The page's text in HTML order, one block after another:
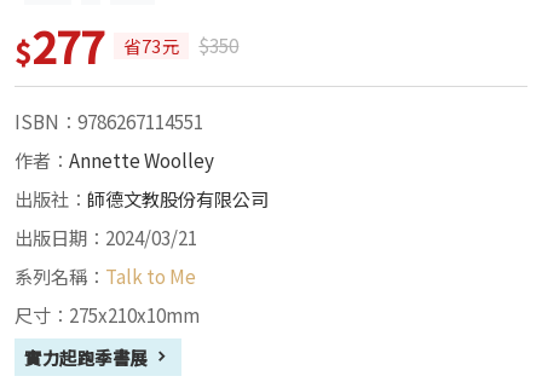
$277 省73元 $350
ISBN：9786267114551
作者： Annette Woolley
出版社： 師德文教股份有限公司
出版日期：2024/03/21
系列名稱： Talk to Me
尺寸：275x210x10mm
實力起跑季書展